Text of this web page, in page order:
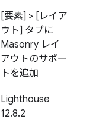
[要素] > [レイア
ウト] タブに
Masonry レイ
アウトのサポー
トを追加
Lighthouse
12.8.2